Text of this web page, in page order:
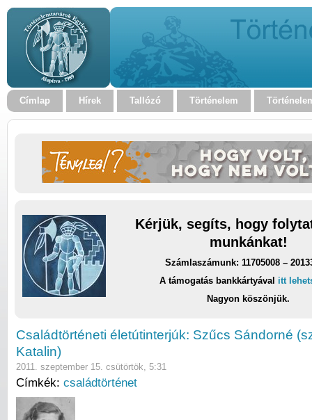
Címlap Hírek Tallózó Történelem
Kérjük, segíts, hogy
munkánkat!
Számlaszámunk: 11705008 –
A támogatás bankkártyával itt
Nagyon köszönjük.
Családtörténeti életútinterjúk: Szűcs Sándorné
Katalin)
2011. szeptember 15. csütörtök, 5:31
Címkék: családtörténet